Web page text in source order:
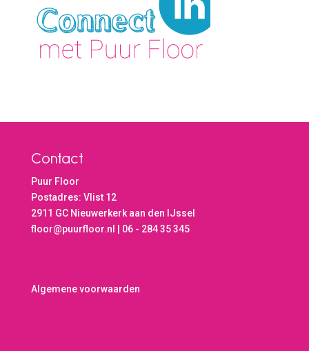
Contact
Puur Floor
Postadres: Vlist 12
2911 GC Nieuwerkerk aan den IJssel
floor@puurfloor.nl | 06 - 284 35 345
Algemene voorwaarden